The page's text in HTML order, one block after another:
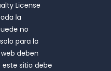
License
la
no
para la
deben
sitio debe